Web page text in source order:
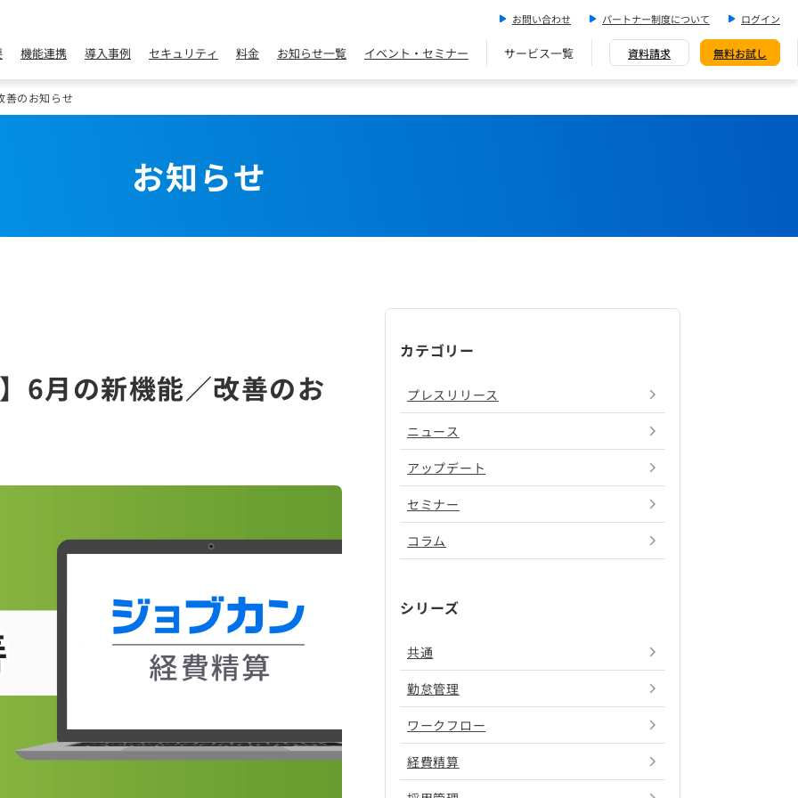
お問い合わせ パートナー制度について ログイン
機能連携 導入事例 セキュリティ 料金 お知らせ一覧 イベント・セミナー サービス一覧 資料請求 無料お試し
善のお知らせ
お知らせ
6月の新機能／改善のお
カテゴリー
プレスリリース
ニュース
アップデート
セミナー
コラム
シリーズ
共通
勤怠管理
ワークフロー
経費精算